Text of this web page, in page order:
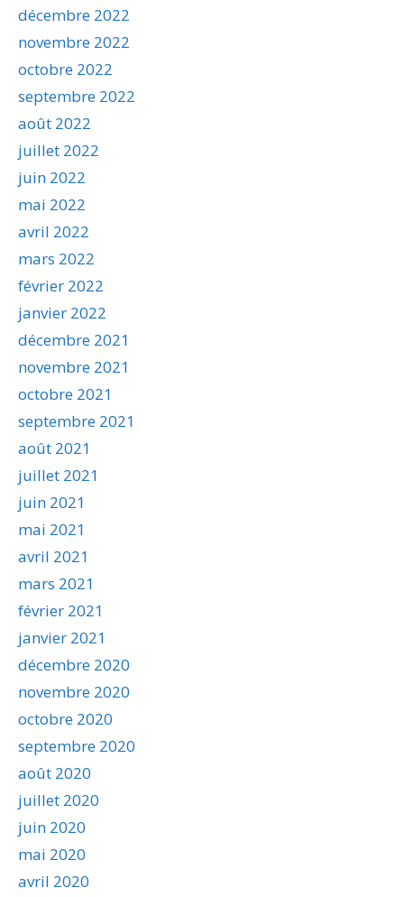
décembre 2022
novembre 2022
octobre 2022
septembre 2022
août 2022
juillet 2022
juin 2022
mai 2022
avril 2022
mars 2022
février 2022
janvier 2022
décembre 2021
novembre 2021
octobre 2021
septembre 2021
août 2021
juillet 2021
juin 2021
mai 2021
avril 2021
mars 2021
février 2021
janvier 2021
décembre 2020
novembre 2020
octobre 2020
septembre 2020
août 2020
juillet 2020
juin 2020
mai 2020
avril 2020